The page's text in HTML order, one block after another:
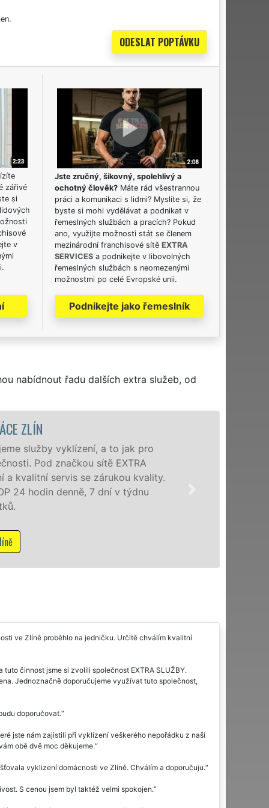
zářivé
si
v
Jste zručný, šikovný, spolehlivý a
ochotný člověk? Máte rád všestrannou
práci a komunikaci s lidmi? Myslíte si, že
byste si mohl vydělávat a podnikat v
řemeslných službách a pracích? Pokud
ano, využijte možnosti stát se členem
mezinárodní franchisové sítě EXTRA
SERVICES a podnikejte v libovolných
řemeslných službách s neomezenými
možnostmi po celé Evropské unii.
Podnikejte jako řemeslník
nabídnout řadu dalších extra služeb, od
ve Zlíně proběhlo na jedničku. Určitě chválím kvalitní
činnost jsme si zvolili společnost EXTRA SLUŽBY.
Jednoznačně doporučujeme využívat tuto společnost,
doporučovat.
jste nám zajistili při vyklízení veškerého nepořádku z naší
obě dvě moc děkujeme.
vyklizení domácnosti ve Zlíně. Chválím a doporučuju.
S cenou jsem byl taktéž velmi spokojen.